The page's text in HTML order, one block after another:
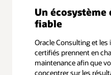
Un
fiable
Oracle Consulting et
certifiés prennent en
maintenance afin que
concentrer sur les